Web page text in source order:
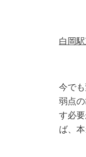
白岡
今で
弱点
す必
ば、